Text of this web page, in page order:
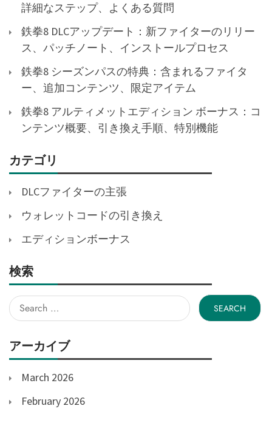
詳細なステップ、よくある質問
鉄拳8 DLCアップデート：新ファイターのリリー
ス、パッチノート、インストールプロセス
鉄拳8 シーズンパスの特典：含まれるファイタ
ー、追加コンテンツ、限定アイテム
鉄拳8 アルティメットエディション ボーナス：コ
ンテンツ概要、引き換え手順、特別機能
カテゴリ
DLCファイターの主張
ウォレットコードの引き換え
エディションボーナス
検索
Search
for:
アーカイブ
March 2026
February 2026